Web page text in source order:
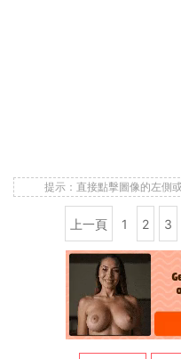
提示：直接點擊圖像的左側
上一頁 1 2 3